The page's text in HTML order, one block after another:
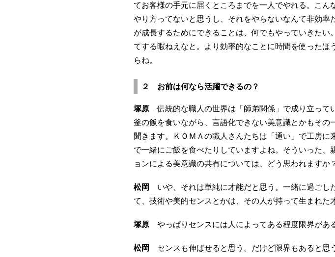
てお客様の手元に届くところまでを一人でやれる。こん
やり方ってないと思うし、それをやらないなんて非効率
が成長するためにできることは、何でもやっていきたい
てする暇ねえなと。より効率的なことに時間を使ったほ
らね。
２ お前は何なら活躍できるの？
塚原 伝統的な職人の世界は「師弟関係」で成り立って
釜の飯を食いながら、言語化できない美意識とかもその
聞きます。ＫＯＭＡの職人さんたちは「通い」で工房に
で一緒にご飯を食べたりしていますよね。そういった、
ョンによる美意識の共有については、どう思われますか
松岡
いや、それは単純に才能だと思う。一緒に過ごし
て、技術や美的センスとかは、その人が持って生まれた
塚原 やっぱりセンスには人によってある程度限界があ
松岡 センスも伸ばせると思う。だけど限界もあると思